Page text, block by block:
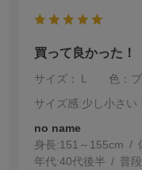
買って良かった！
サイズ：Ｌ
色：
サイズ感:少し小さい
no name
身長:151～155cm
年代:40代後半 普